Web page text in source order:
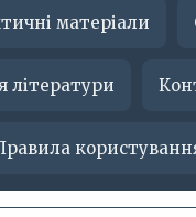
матеріали
літератури